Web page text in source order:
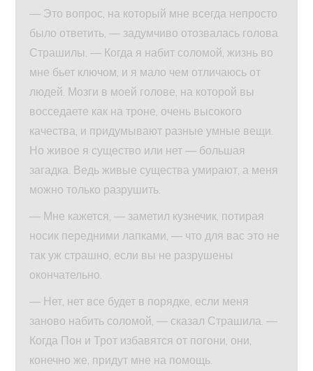
— Это вопрос, на который мне всегда непросто
было ответить, — задумчиво отозвалась голова
Страшилы. — Когда я набит соломой, жизнь во
мне бьет ключом, и я мало чем отличаюсь от
людей. Мозги в моей голове, на которой вы
восседаете как на троне, очень высокого
качества, и придумывают разные умные вещи.
Но живое я существо или нет — большая
загадка. Ведь живые существа умирают, а меня
можно только разрушить.
— Мне кажется, — заметил кузнечик, потирая
носик передними лапками, — что для вас это не
так уж страшно, если вы не разрушены
окончательно.
— Нет, нет все будет в порядке, если меня
заново набить соломой, — сказал Страшила. —
Когда Пон и Трот избавятся от погони, они,
конечно же, придут мне на помощь.